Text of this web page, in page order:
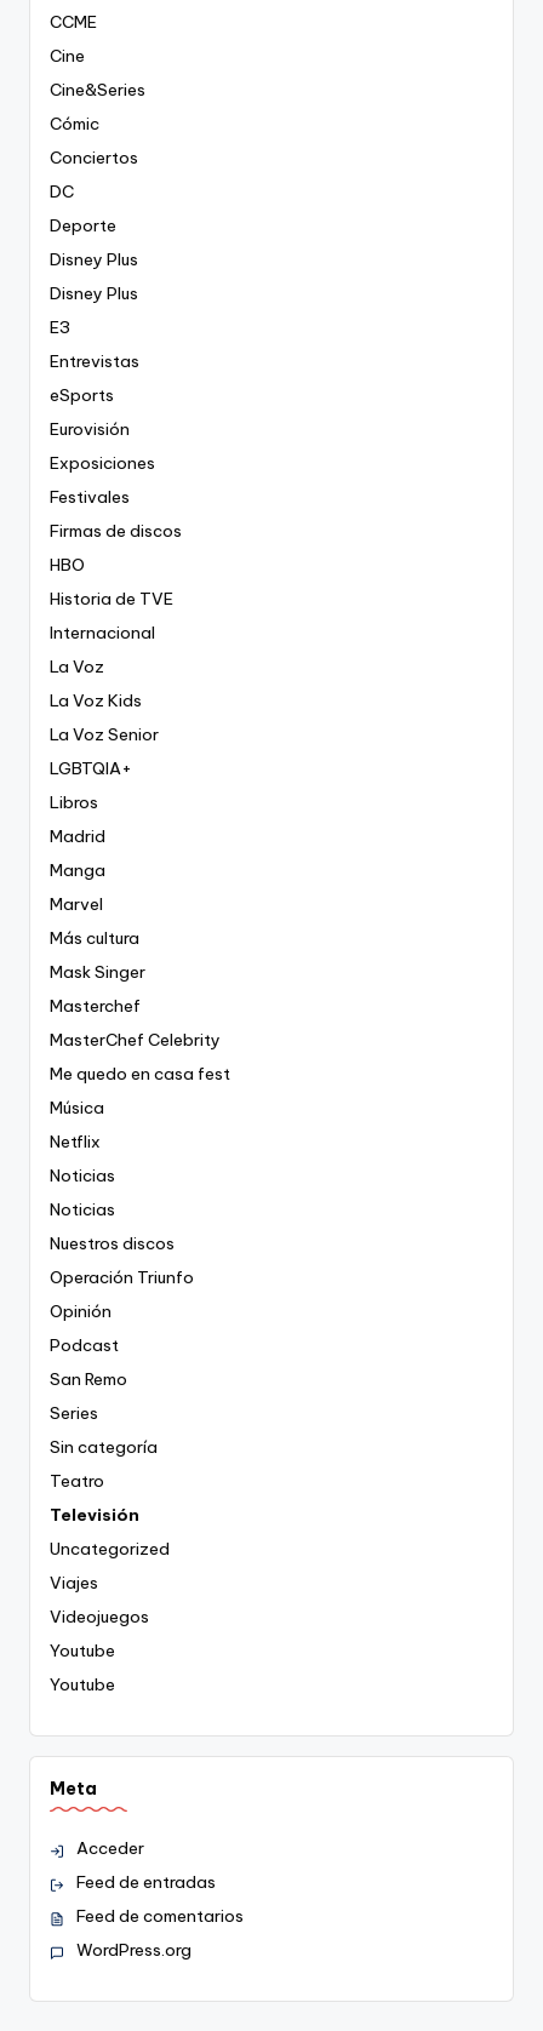
CCME
Cine
Cine&Series
Cómic
Conciertos
DC
Deporte
Disney Plus
Disney Plus
E3
Entrevistas
eSports
Eurovisión
Exposiciones
Festivales
Firmas de discos
HBO
Historia de TVE
Internacional
La Voz
La Voz Kids
La Voz Senior
LGBTQIA+
Libros
Madrid
Manga
Marvel
Más cultura
Mask Singer
Masterchef
MasterChef Celebrity
Me quedo en casa fest
Música
Netflix
Noticias
Noticias
Nuestros discos
Operación Triunfo
Opinión
Podcast
San Remo
Series
Sin categoría
Teatro
Televisión
Uncategorized
Viajes
Videojuegos
Youtube
Youtube
Meta
Acceder
Feed de entradas
Feed de comentarios
WordPress.org